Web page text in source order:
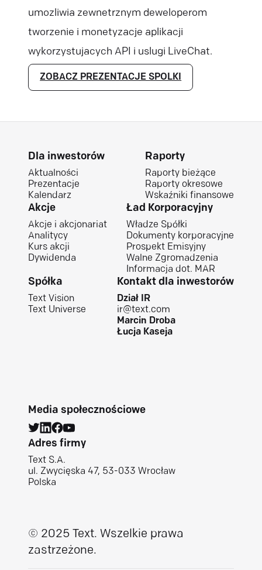
umozliwia zewnetrznym deweloperom
tworzenie i monetyzacje aplikacji
wykorzystujacych API i uslugi LiveChat.
ZOBACZ PREZENTACJE SPOLKI
Dla inwestorów
Aktualności
Prezentacje
Kalendarz
Raporty
Raporty bieżące
Raporty okresowe
Wskaźniki finansowe
Akcje
Akcje i akcjonariat
Analitycy
Kurs akcji
Dywidenda
Ład Korporacyjny
Władze Spółki
Dokumenty korporacyjne
Prospekt Emisyjny
Walne Zgromadzenia
Informacja dot. MAR
Spółka
Text Vision
Text Universe
Kontakt dla inwestorów
Dział IR
ir@text.com
Marcin Droba
Łucja Kaseja
Media społecznościowe
Adres firmy
Text S.A.
ul. Zwycięska 47, 53-033 Wrocław
Polska
© 2025 Text. Wszelkie prawa
zastrzeżone.